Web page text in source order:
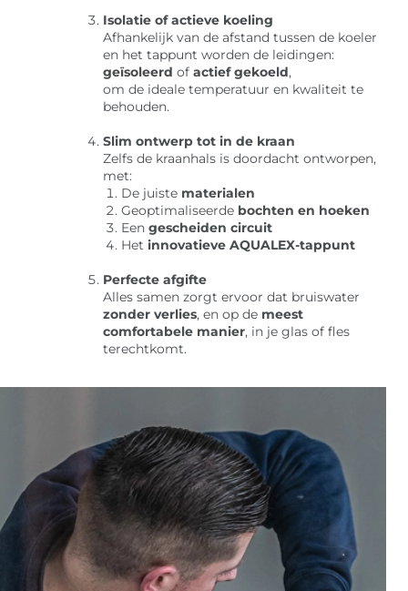
Isolatie of actieve koeling
Afhankelijk van de afstand tussen de koeler
en het tappunt worden de leidingen:
geïsoleerdofactief gekoeld,
om de ideale temperatuur en kwaliteit te
behouden.
Slim ontwerp tot in de kraan
Zelfs de kraanhals is doordacht ontworpen,
met:
De juiste materialen
Geoptimaliseerde bochten en hoeken
Eengescheiden circuit
Hetinnovatieve AQUALEX-tappunt
Perfecte afgifte
Alles samen zorgt ervoor dat bruiswater
zonder verlies, en op de meest
comfortabele manier, in je glas of fles
terechtkomt.